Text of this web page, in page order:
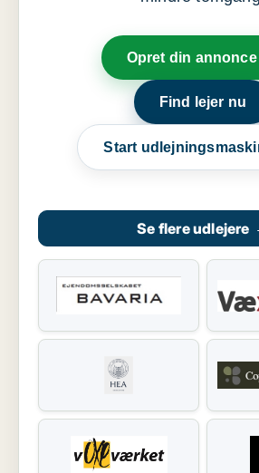
Opret din annonce
Find lejer nu
Start
Se flere udlejere